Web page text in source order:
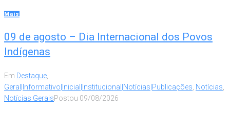
Mais
09 de agosto – Dia Internacional dos Povos
Indígenas
Em Destaque,
Geral|Informativo|Inicial|Institucional|Notícias|Publicações, Notícias,
Notícias GeraisPostou 09/08/2026